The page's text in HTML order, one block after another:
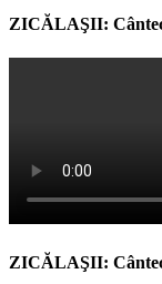
ZICĂLAŞII:
ZICĂLAŞII: